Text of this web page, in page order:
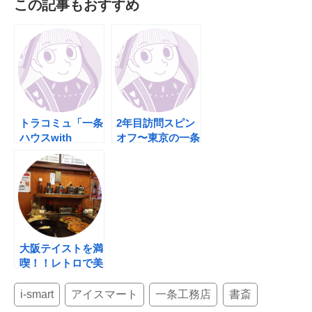
c
e
b
o
o
k
tt
er
er
st
e
この記事もおすすめ
トラコミュ「一条
ハウスwith
KIDS」
2年目訪問スピン
オフ〜東京の一条
大阪テイストを満
喫！！レトロで美
お好み焼き屋さ
ん。
i-smart アイスマート 一条工務店 書斎